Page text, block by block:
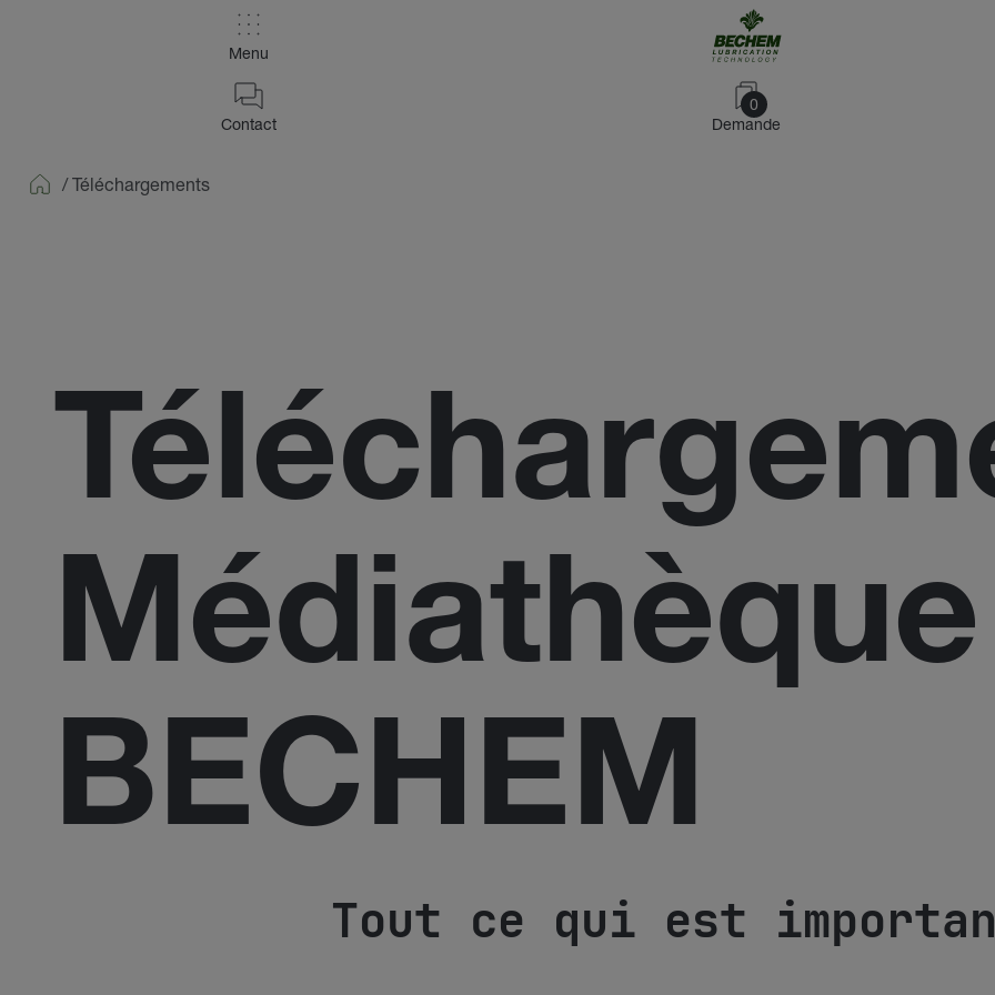
Menu
0
Demande
Contact
/ Téléchargements
Médiathèque
BECHEM
Tout ce qui est